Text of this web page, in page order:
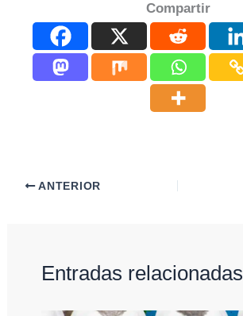
Compartir
ANTERIOR
Entradas relacionadas